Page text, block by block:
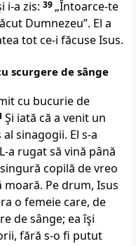
i-a zis: 39 „Întoarce-te
Dumnezeu”. El a
tot ce-i făcuse Isus.
scurgere de sânge
cu bucurie de
Şi iată că a venit un
sinagogii. El s-a
a rugat să vină până
copilă de vreo
Pe drum, Isus
o femeie care, de
de sânge; ea îşi
fără s-o fi putut